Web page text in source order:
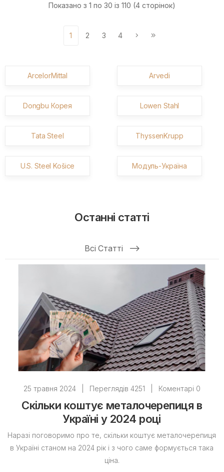
Показано з 1 по 30 із 110 (4 сторінок)
1 2 3 4
ArcelorMittal Arvedi
Dongbu Корея Lowen Stahl
Tata Steel ThyssenKrupp
U.S. Steel Košice Модуль-Україна
Останні статті
Всі Статті
25 травня 2024 Переглядів 4251 Коментарі 0
Скільки коштує металочерепиця в
Україні у 2024 році
Наразі поговоримо про те, скільки коштує металочерепиця
в Україні станом на 2024 рік і з чого саме формується така
ціна.